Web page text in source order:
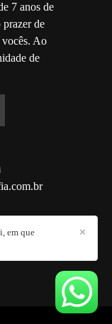
7 anos de
prazer de
Ao
de
✕
em que